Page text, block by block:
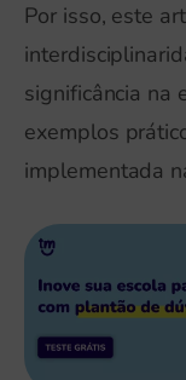
Por isso, este
significância na
exemplos
implementada